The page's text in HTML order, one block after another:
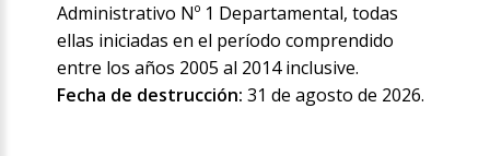
Administrativo Nº 1 Departamental, todas
ellas iniciadas en el período comprendido
entre los años 2005 al 2014 inclusive.
Fecha de destrucción: 31 de agosto de 2026.